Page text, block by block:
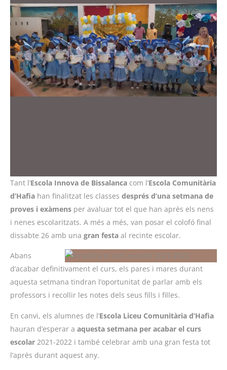
Tant l’Escola Innova de Bissalanca com l’Escola Comunitària
d’Hafia han finalitzat les classes després d’una setmana de
proves i exàmens per avaluar tot el que han après els nens
i nenes escolaritzats. A més a més, van posar el colofó final
dissabte 26 amb una gran festa al recinte escolar.
Abans
d’acabar definitivament el curs, els pares i mares durant
aquesta setmana tindran l’oportunitat de parlar amb els
professors i recollir les notes dels seus fills i filles.
En canvi, els alumnes de l’Escola Liceu Comunitària d’Hafia
hauran d’esperar a aquesta setmana per acabar el curs
escolar 2021-2022 i també celebrar amb una gran festa tot
l’après durant aquest any.